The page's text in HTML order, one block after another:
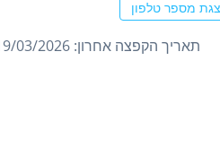
מספר טלפון
תאריך הקפצה אחרון: 19/03/2026